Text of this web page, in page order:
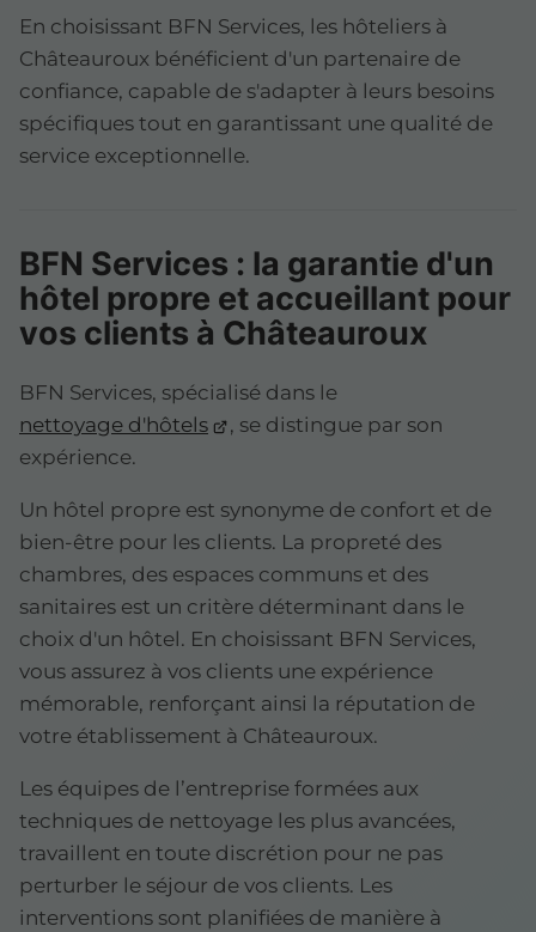
En choisissant BFN Services, les hôteliers à
Châteauroux bénéficient d'un partenaire de
confiance, capable de s'adapter à leurs besoins
spécifiques tout en garantissant une qualité de
service exceptionnelle.
BFN Services : la garantie d'un
hôtel propre et accueillant pour
vos clients à Châteauroux
BFN Services, spécialisé dans le
nettoyage d'hôtels
, se distingue par son
expérience.
Un hôtel propre est synonyme de confort et de
bien-être pour les clients. La propreté des
chambres, des espaces communs et des
sanitaires est un critère déterminant dans le
choix d'un hôtel. En choisissant BFN Services,
vous assurez à vos clients une expérience
mémorable, renforçant ainsi la réputation de
votre établissement à Châteauroux.
Les équipes de l’entreprise formées aux
techniques de nettoyage les plus avancées,
travaillent en toute discrétion pour ne pas
perturber le séjour de vos clients. Les
interventions sont planifiées de manière à